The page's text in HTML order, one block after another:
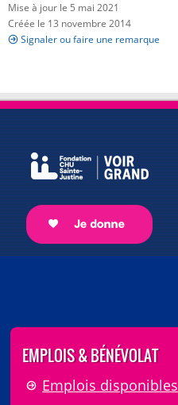
Mise à jour le 5 mai 2021
Créée le 13 novembre 2014
Signaler ou faire une remarque
EMPLOIS & BÉNÉVOLAT
Emplois disponibles